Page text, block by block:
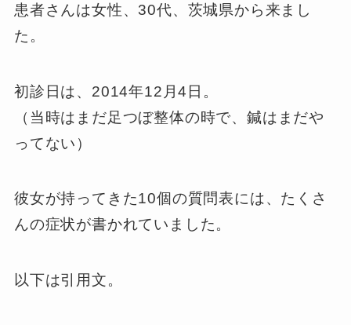
患者さんは女性、30代、茨城県から来まし
た。
初診日は、2014年12月4日。
（当時はまだ足つぼ整体の時で、鍼はまだや
ってない）
彼女が持ってきた10個の質問表には、たくさ
んの症状が書かれていました。
以下は引用文。